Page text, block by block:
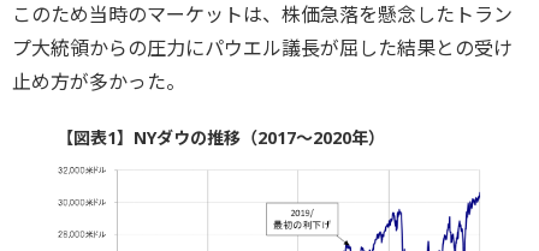
このため当時のマーケットは、株価急落を懸念したトラン
プ大統領からの圧力にパウエル議長が屈した結果との受け
止め方が多かった。
【図表1】NYダウの推移（2017～2020年）